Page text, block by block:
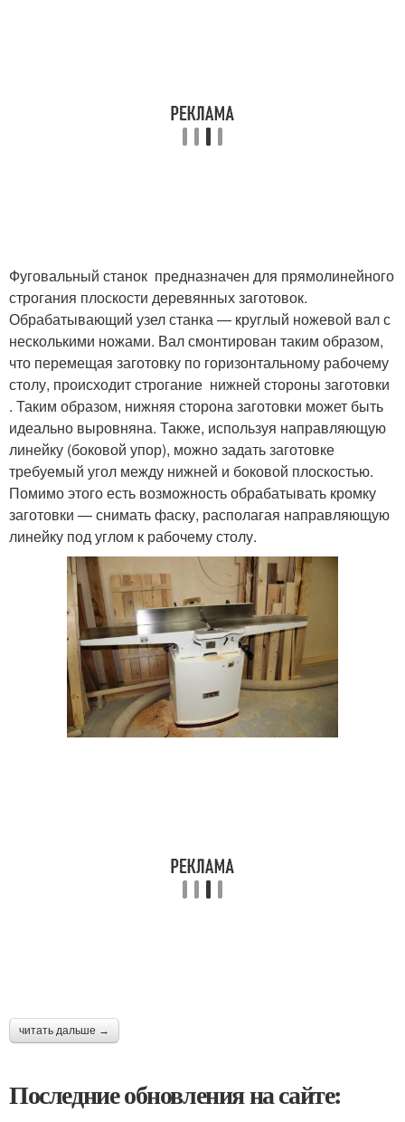
Фуговальный станок предназначен для прямолинейного
строгания плоскости деревянных заготовок.
Обрабатывающий узел станка — круглый ножевой вал с
несколькими ножами. Вал смонтирован таким образом,
что перемещая заготовку по горизонтальному рабочему
столу, происходит строгание нижней стороны заготовки
. Таким образом, нижняя сторона заготовки может быть
идеально выровняна. Также, используя направляющую
линейку (боковой упор), можно задать заготовке
требуемый угол между нижней и боковой плоскостью.
Помимо этого есть возможность обрабатывать кромку
заготовки — снимать фаску, располагая направляющую
линейку под углом к рабочему столу.
читать дальше →
Последние обновления на сайте: